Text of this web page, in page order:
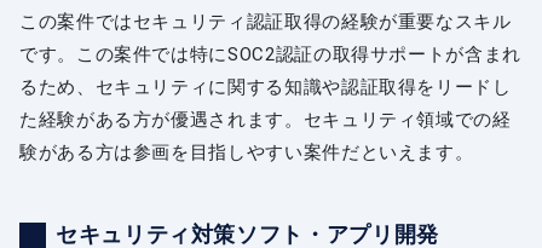
この案件ではセキュリティ認証取得の経験が重要なスキル
です。この案件では特にSOC2認証の取得サポートが含まれ
るため、セキュリティに関する知識や認証取得をリードし
た経験がある方が優遇されます。セキュリティ領域での経
験がある方は参画を目指しやすい案件だといえます。
セキュリティ対策ソフト・アプリ開発